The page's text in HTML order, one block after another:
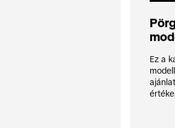
Ez a